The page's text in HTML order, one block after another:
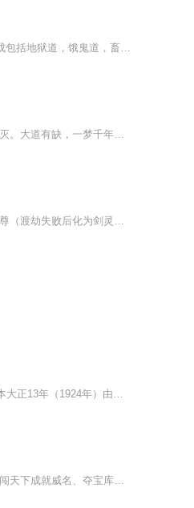
《中国本土科幻经典•六道众生:何夕科幻自选集(纪念珍藏版)》介绍了“当年佛陀把欲世界分成包括地狱道，饿鬼道，畜牲道，阿修罗道，人道，天道在内的六道，它们在业力的果报下永无止境地流转轮回。”他稍停一下，语气变得像是宣判，“此所谓六道众生。”
【内容简介】千年前，最年轻的武尊强者武飞扬，被挚爱风蝶衣投入炼丹炉中，几乎灰飞烟灭。大道有缺，一梦千年。千年后武飞扬一朝觉醒，昔日种种如同黄粱一梦。但刻骨铭心的仇恨，怎能忘？武飞扬仰天怒吼，待我重修武尊时，便是风蝶衣命殒之日【作者】御膳...
因高考失败君六道穿越至修真界，意外吞服九转金丹获得《逆道修神录》，并在师父逆天仙尊（渡劫失败后化为剑灵）的指引下崛起，陆续经历覆灭敌对门派、组建逍遥门、继承神王传承等事件。通过获取盘古开天斧与上古神力，最终突破至神境界。【购买须知】 1、...
本专辑为《大正新修大藏经》经集部 编号：0725 宋 法天译】mp3en （大正新修大藏经:日本大正13年（1924年）由高楠顺次郎和渡边海旭发起，组织大正一切经刊行会）《[0725经集部]佛说六道伽陀经》为宋代高僧法天所译之佛教经典，一卷本，乃阐释佛教宇宙观与...
内容简介：一个卑微的小人物毕凡，一步步修炼成长。闯魔域煞气冲天、战潜龙一鸣惊人、闯天下成就威名、夺宝库独占鳌头、入混沌翻云覆雨、踏六界唯吾独尊、斗鸿蒙逍遥至尊。动乾坤、踏六界、斗苍穹、破鸿蒙，诛仙逆天成就六道仙尊。爱恨情仇、兄弟义气、刀...